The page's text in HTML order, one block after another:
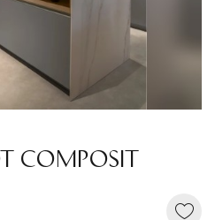
COMPOSIT